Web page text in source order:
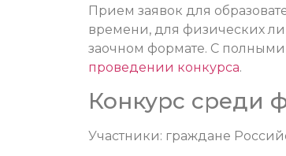
Прием заявок для
времени, для физических
заочном формате. С полными
проведении конкурса.
Конкурс среди
Участники: граждане